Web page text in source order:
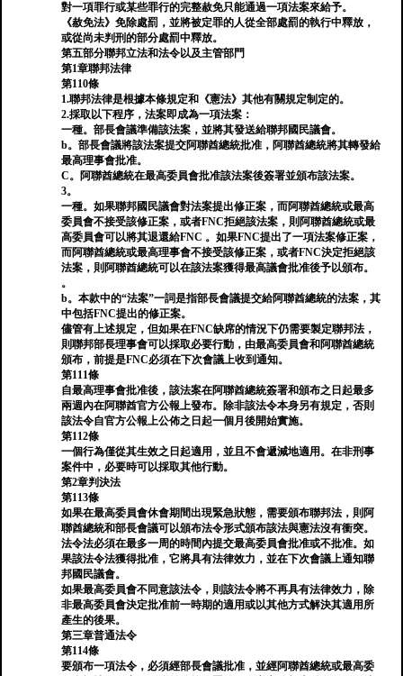
對一項罪行或某些罪行的完整赦免只能通過一項法案來給予。
《赦免法》免除處罰，並將被定罪的人從全部處罰的執行中釋放，
或從尚未判刑的部分處罰中釋放。
第五部分聯邦立法和法令以及主管部門
第1章聯邦法律
第110條
1.聯邦法律是根據本條規定和《憲法》其他有關規定制定的。
2.採取以下程序，法案即成為一項法案：
一種。部長會議準備該法案，並將其發送給聯邦國民議會。
b。部長會議將該法案提交阿聯酋總統批准，阿聯酋總統將其轉發給
最高理事會批准。
C。阿聯酋總統在最高委員會批准該法案後簽署並頒布該法案。
3。
一種。如果聯邦國民議會對法案提出修正案，而阿聯酋總統或最高
委員會不接受該修正案，或者FNC拒絕該法案，則阿聯酋總統或最
高委員會可以將其退還給FNC 。如果FNC提出了一項法案修正案，
而阿聯酋總統或最高理事會不接受該修正案，或者FNC決定拒絕該
法案，則阿聯酋總統可以在該法案獲得最高議會批准後予以頒布。
。
b。本款中的“法案”一詞是指部長會議提交給阿聯酋總統的法案，其
中包括FNC提出的修正案。
儘管有上述規定，但如果在FNC缺席的情況下仍需要製定聯邦法，
則聯邦部長理事會可以採取必要行動，由最高委員會和阿聯酋總統
頒布，前提是FNC必須在下次會議上收到通知。
第111條
自最高理事會批准後，該法案在阿聯酋總統簽署和頒布之日起最多
兩週內在阿聯酋官方公報上發布。除非該法令本身另有規定，否則
該法令自官方公報上公佈之日起一個月後開始實施。
第112條
一個行為僅從其生效之日起適用，並且不會遞減地適用。在非刑事
案件中，必要時可以採取其他行動。
第2章判決法
第113條
如果在最高委員會休會期間出現緊急狀態，需要頒布聯邦法，則阿
聯酋總統和部長會議可以頒布法令形式頒布該法與憲法沒有衝突。
法令法必須在最多一周的時間內提交最高委員會批准或不批准。如
果該法令法獲得批准，它將具有法律效力，並在下次會議上通知聯
邦國民議會。
如果最高委員會不同意該法令，則該法令將不再具有法律效力，除
非最高委員會決定批准前一時期的適用或以其他方式解決其適用所
產生的後果。
第三章普通法令
第114條
要頒布一項法令，必須經部長會議批准，並經阿聯酋總統或最高委